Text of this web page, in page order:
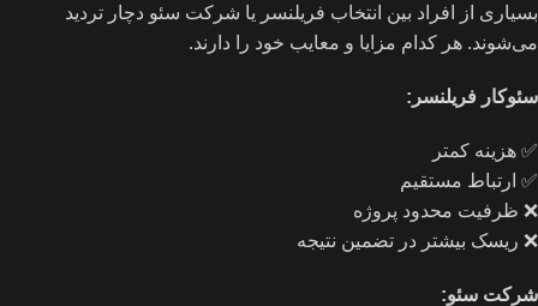
بسیاری از افراد بین انتخاب فریلنسر یا شرکت سئو دچار تردید
می‌شوند. هر کدام مزایا و معایب خود را دارند.
سئوکار فریلنسر :
✅ هزینه کمتر
✅ ارتباط مستقیم
❌ ظرفیت محدود پروژه
❌ ریسک بیشتر در تضمین نتیجه
شرکت سئو: